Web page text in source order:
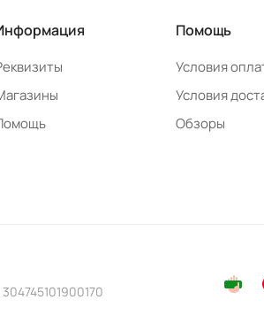
Помощь
Условия
Условия
Обзоры